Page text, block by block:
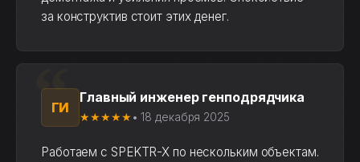
за конструктив стоит этих денег.
ГИ
Главный инженер генподрядчика
★★★★★ • 18 декабря 2025
Работаем с SPEKTR-X по нескольким объектам.